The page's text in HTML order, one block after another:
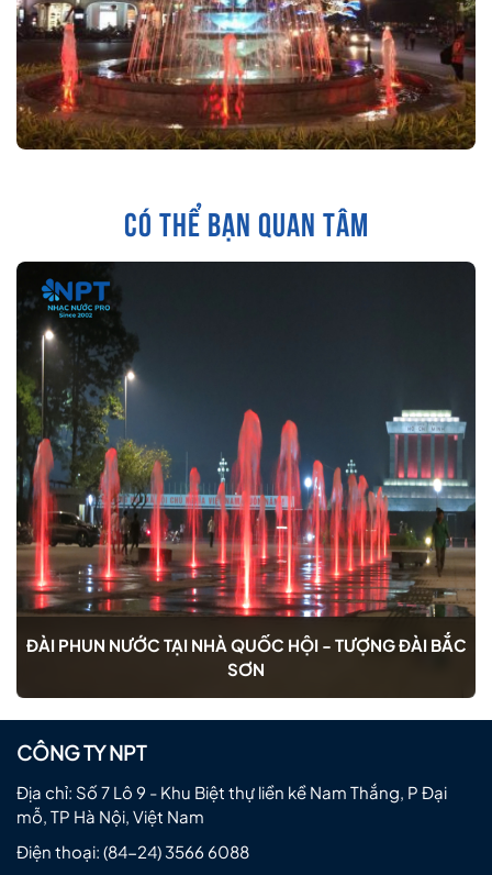
CÓ THỂ BẠN QUAN TÂM
ĐÀI PHUN NƯỚC TẠI NHÀ QUỐC HỘI - TƯỢNG ĐÀI BẮC
SƠN
CÔNG TY NPT
Địa chỉ: Số 7 Lô 9 - Khu Biệt thự liền kề Nam Thắng, P Đại
mỗ, TP Hà Nội, Việt Nam
Điện thoại: (84-24) 3566 6088